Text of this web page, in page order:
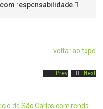
com responsabilidade
voltar ao topo
Prev Next